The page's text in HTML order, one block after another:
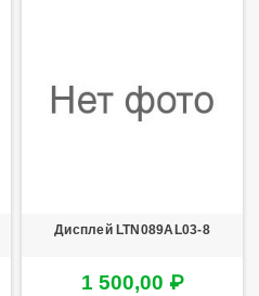
Дисплей LTN089AL03-8
1 500,00 ₽